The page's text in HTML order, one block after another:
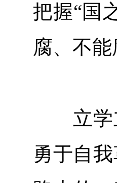
把握“国
腐、不
立学立
勇于自